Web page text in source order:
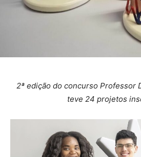
2ª edição do concurso Professor
teve 24 projetos